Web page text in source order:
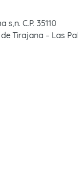
s,n. C.P. 35110
Tirajana – Las